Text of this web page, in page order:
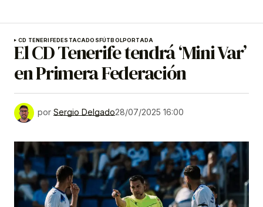
CD TENERIFEDESTACADOSFÚTBOLPORTADA
El CD Tenerife tendrá ‘Mini Var’
en Primera Federación
por Sergio Delgado28/07/2025 16:00